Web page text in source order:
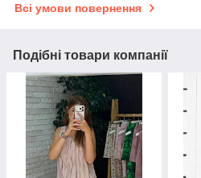
Всі умови повернення
Подібні товари компанії